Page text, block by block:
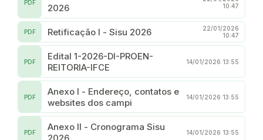
2026
PDF
10:47
Retificação I - Sisu 2026
PDF
22/01/2026
10:47
Edital 1-2026-DI-PROEN-
REITORIA-IFCE
PDF 14/01/2026 13:55
Anexo I - Endereço, contatos e
websites dos campi
PDF 14/01/2026 13:55
Anexo II - Cronograma Sisu
2026
PDF 14/01/2026 13:55